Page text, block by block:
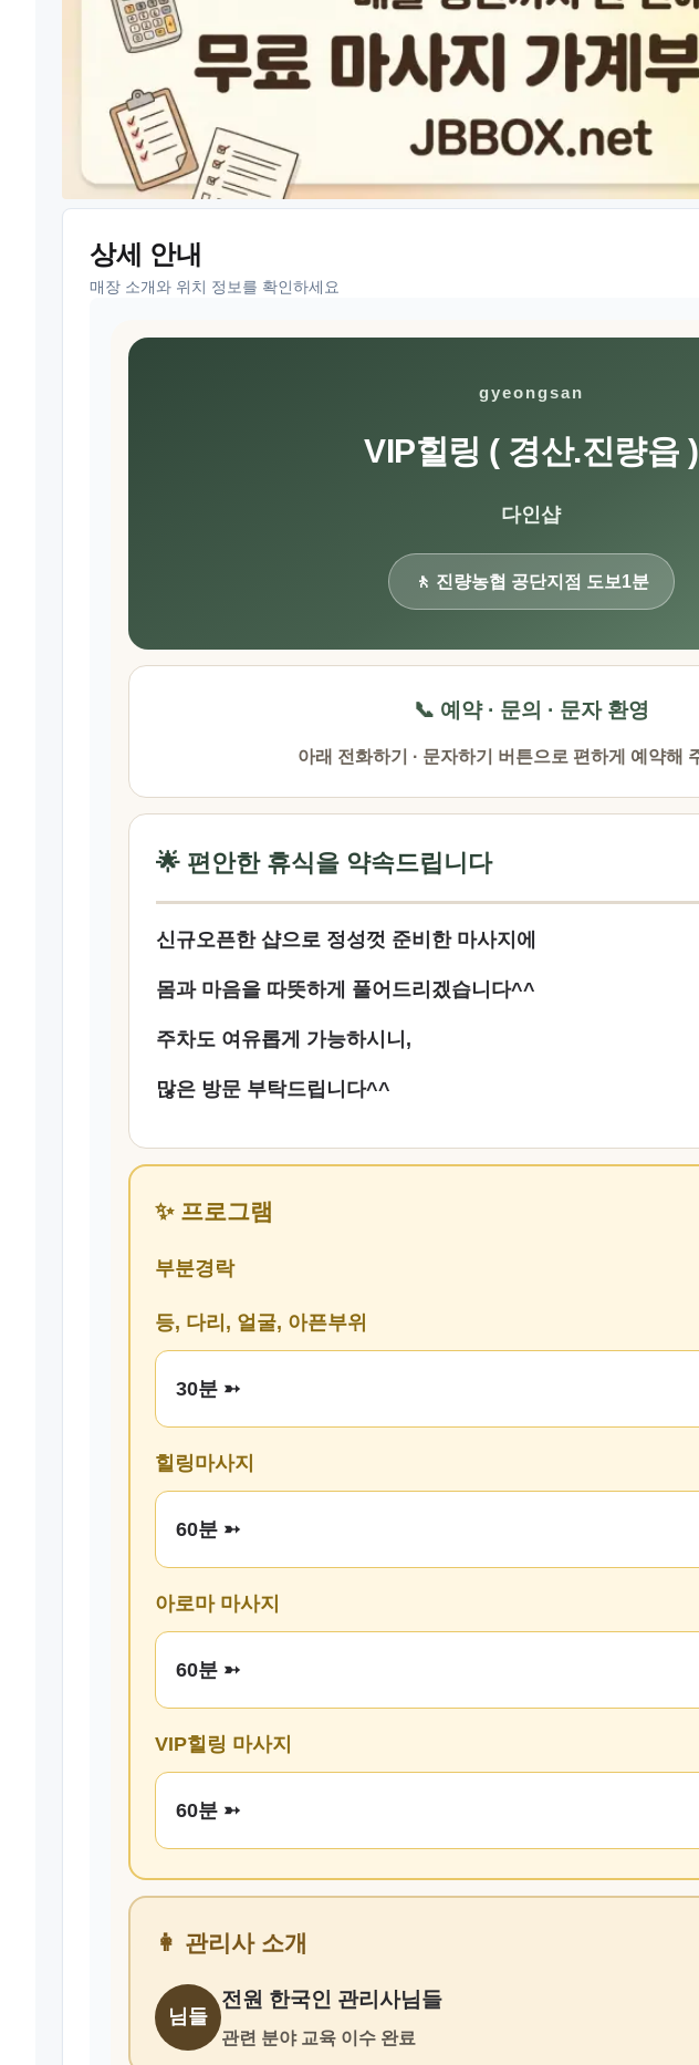
상세 안내
매장 소개와 위치 정보를 확인하세요
gyeongsan
VIP힐링 ( 경산.진량읍 )
다인샵
🚶 진량농협 공단지점 도보1분
📞 예약 · 문의 · 문자 환영
아래 전화하기 · 문자하기 버튼으로 편하게 예약해
🌟 편안한 휴식을 약속드립니다
신규오픈한 샵으로 정성껏 준비한 마사지에
몸과 마음을 따뜻하게 풀어드리겠습니다^^
주차도 여유롭게 가능하시니,
많은 방문 부탁드립니다^^
✨ 프로그램
부분경락
등, 다리, 얼굴, 아픈부위
30분 ➳
힐링마사지
60분 ➳
아로마 마사지
60분 ➳
VIP힐링 마사지
60분 ➳
👩 관리사 소개
님들
전원 한국인 관리사님들
관련 분야 교육 이수 완료